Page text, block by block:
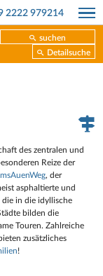
2222 979214
suchen
Detailsuche
des zentralen und
Reize der
, der
asphaltierte und
die in die idyllische
bilden die
Touren. Zahlreiche
zusätzliches
!